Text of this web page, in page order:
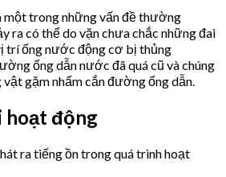
trong những vấn đề thường
ra có thể do vặn chưa chắc những đai
trí ống nước động cơ bị thủng
ống dẫn nước đã quá cũ và chúng
gặm nhấm cắn đường ống dẫn.
hoạt động
ra tiếng ồn trong quá trình hoạt